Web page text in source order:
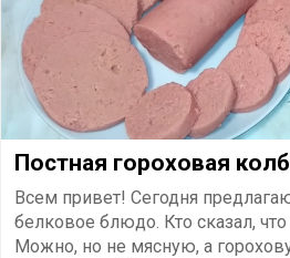
Постная гороховая
Всем привет! Сегодня
белковое блюдо. Кто сказал,
Можно, но не мясную, а